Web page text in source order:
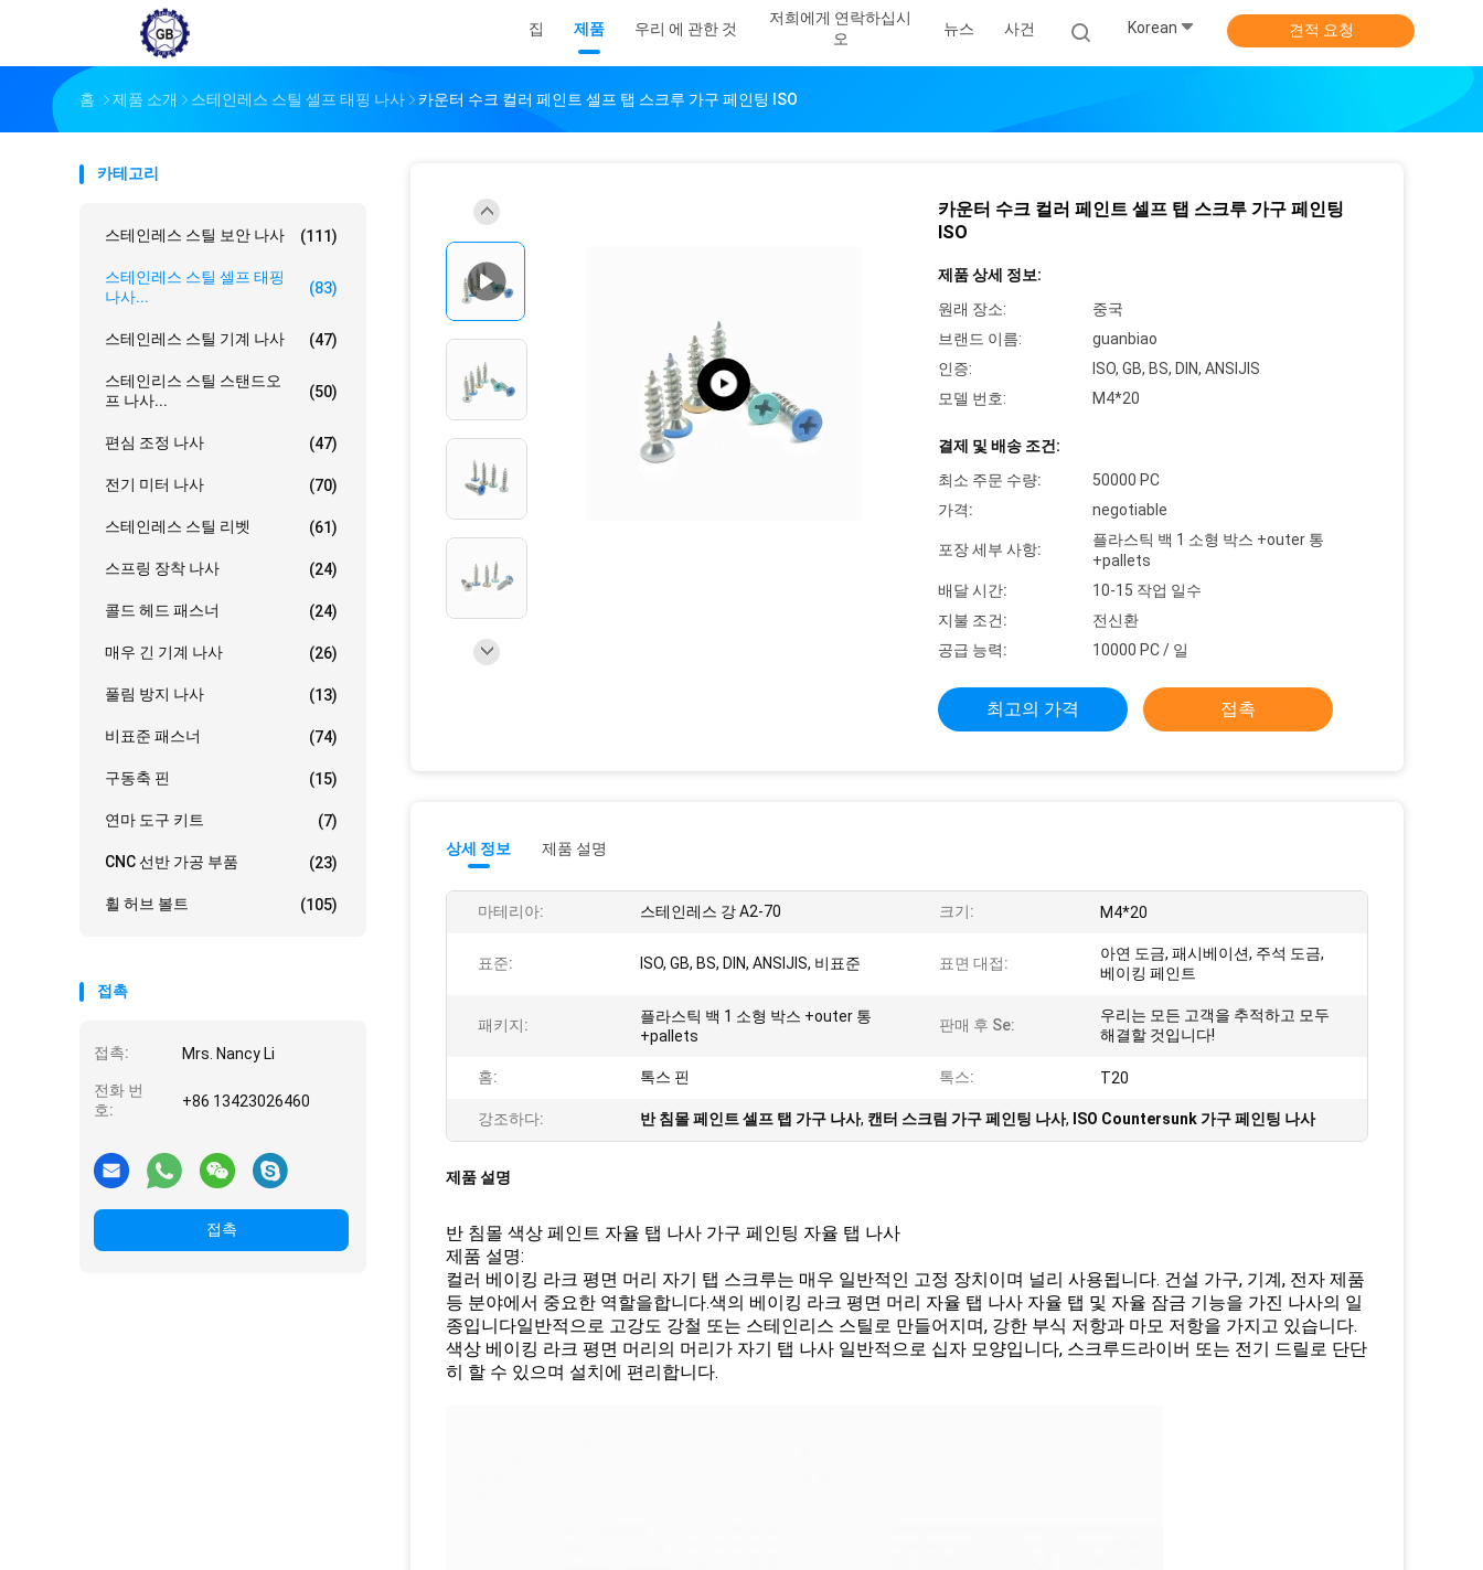
집 제품 우리 에 관한 것
저희에게 연락하십시
오
뉴스 사건 Korean 견적 요청
홈 제품 소개 스테인레스 스틸 셀프 태핑 나사 카운터 수크 컬러 페인트 셀프 탭 스크루 가구 페인팅 ISO
카테고리
스테인레스 스틸 보안 나사 (111)
스테인레스 스틸 셀프 태핑
나사...
(83)
스테인레스 스틸 기계 나사 (47)
스테인리스 스틸 스탠드오
프 나사...
(50)
편심 조정 나사 (47)
전기 미터 나사 (70)
스테인레스 스틸 리벳 (61)
스프링 장착 나사 (24)
콜드 헤드 패스너 (24)
매우 긴 기계 나사 (26)
풀림 방지 나사 (13)
비표준 패스너 (74)
구동축 핀 (15)
연마 도구 키트 (7)
CNC 선반 가공 부품 (23)
휠 허브 볼트 (105)
접촉
접촉: Mrs. Nancy Li
전화 번
호:
+86 13423026460
접촉
카운터 수크 컬러 페인트 셀프 탭 스크루 가구 페인팅
ISO
제품 상세 정보:
원래 장소:
중국
브랜드 이름:
guanbiao
인증:
ISO, GB, BS, DIN, ANSIJIS
모델 번호:
M4*20
결제 및 배송 조건:
최소 주문 수량:
50000 PC
가격:
negotiable
포장 세부 사항:
플라스틱 백 1 소형 박스 +outer 통
+pallets
배달 시간:
10-15 작업 일수
지불 조건:
전신환
공급 능력:
10000 PC / 일
최고의 가격 접촉
상세 정보 제품 설명
마테리아: 스테인레스 강 A2-70 크기: M4*20
표준: ISO, GB, BS, DIN, ANSIJIS, 비표준 표면 대접:
아연 도금, 패시베이션, 주석 도금,
베이킹 페인트
패키지:
플라스틱 백 1 소형 박스 +outer 통
+pallets
판매 후 Se:
우리는 모든 고객을 추적하고 모두
해결할 것입니다!
홈: 톡스 핀 톡스: T20
강조하다: 반 침몰 페인트 셀프 탭 가구 나사, 캔터 스크림 가구 페인팅 나사, ISO Countersunk 가구 페인팅 나사
제품 설명
반 침몰 색상 페인트 자율 탭 나사 가구 페인팅 자율 탭 나사
제품 설명:
컬러 베이킹 라크 평면 머리 자기 탭 스크루는 매우 일반적인 고정 장치이며 널리 사용됩니다. 건설 가구, 기계, 전자 제품
등 분야에서 중요한 역할을합니다.색의 베이킹 라크 평면 머리 자율 탭 나사 자율 탭 및 자율 잠금 기능을 가진 나사의 일
종입니다일반적으로 고강도 강철 또는 스테인리스 스틸로 만들어지며, 강한 부식 저항과 마모 저항을 가지고 있습니다.
색상 베이킹 라크 평면 머리의 머리가 자기 탭 나사 일반적으로 십자 모양입니다, 스크루드라이버 또는 전기 드릴로 단단
히 할 수 있으며 설치에 편리합니다.